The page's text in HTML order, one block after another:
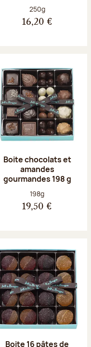
Poids net :
250g
16,20 €
Boite chocolats et
amandes
gourmandes 198 g
Poids net :
198g
19,50 €
Boite 16 pâtes de